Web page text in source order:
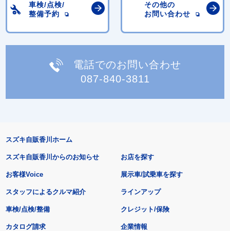
車検/点検/
整備予約
その他の
お問い合わせ
電話でのお問い合わせ
087-840-3811
スズキ自販香川ホーム
スズキ自販香川からのお知らせ
お客様Voice
スタッフによるクルマ紹介
お店を探す
展示車/試乗車を探す
ラインアップ
車検/点検/整備 クレジット/保険
カタログ請求 企業情報